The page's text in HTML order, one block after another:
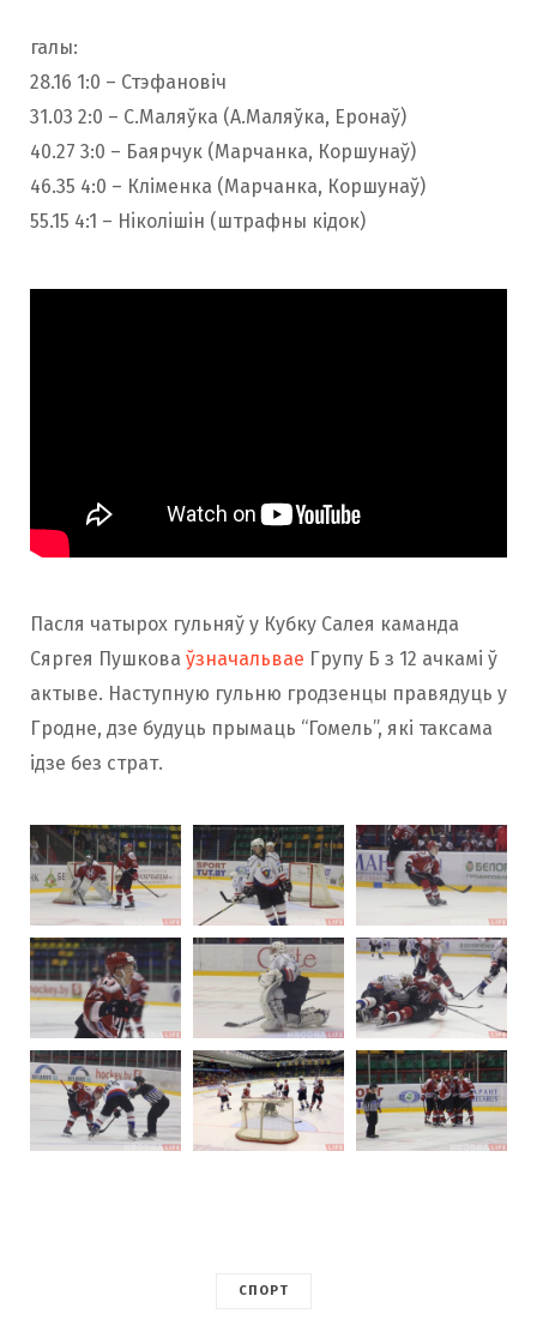
галы:
28.16 1:0 – Стэфановіч
31.03 2:0 – С.Маляўка (А.Маляўка, Еронаў)
40.27 3:0 – Баярчук (Марчанка, Коршунаў)
46.35 4:0 – Кліменка (Марчанка, Коршунаў)
55.15 4:1 – Нiколiшiн (штрафны кідок)
Пасля чатырох гульняў у Кубку Салея каманда
Сяргея Пушкова ўзначальвае Групу Б з 12 ачкамі ў
актыве. Наступную гульню гродзенцы правядуць у
Гродне, дзе будуць прымаць “Гомель”, які таксама
ідзе без страт.
СПОРТ